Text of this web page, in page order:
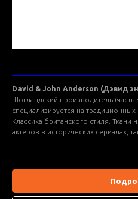
David & John Anderson (Дэвид
Шотландский производитель (часть
специализируется на традиционных
Классика британского стиля.
актёров в исторических сериалах,